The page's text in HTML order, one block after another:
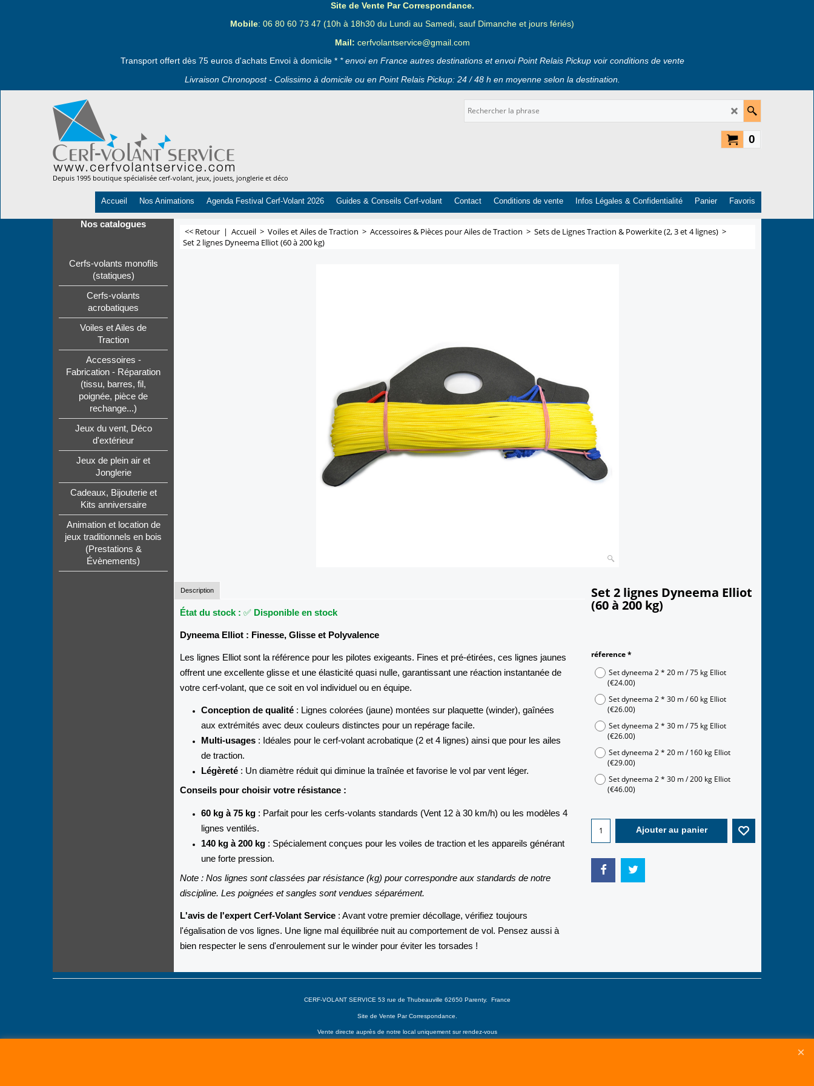
Site de Vente Par Correspondance.
Mobile: 06 80 60 73 47 (10h à 18h30 du Lundi au Samedi, sauf Dimanche et jours fériés)
Mail: cerfvolantservice@gmail.com
Transport offert dès 75 euros d'achats Envoi à domicile * * envoi en France autres destinations et envoi Point Relais Pickup voir conditions de vente
Livraison Chronopost - Colissimo à domicile ou en Point Relais Pickup: 24 / 48 h en moyenne selon la destination.
Depuis 1995 boutique spécialisée cerf-volant, jeux, jouets, jonglerie et déco
0
Accueil Nos Animations Agenda Festival Cerf-Volant 2026 Guides & Conseils Cerf-volant Contact Conditions de vente Infos Légales & Confidentialité Panier Favoris
Nos catalogues
Cerfs-volants monofils
(statiques)
Cerfs-volants
acrobatiques
Voiles et Ailes de
Traction
Accessoires -
Fabrication - Réparation
(tissu, barres, fil,
poignée, pièce de
rechange...)
Jeux du vent, Déco
d'extérieur
Jeux de plein air et
Jonglerie
Cadeaux, Bijouterie et
Kits anniversaire
Animation et location de
jeux traditionnels en bois
(Prestations &
Évènements)
<< Retour | Accueil > Voiles et Ailes de Traction > Accessoires & Pièces pour Ailes de Traction > Sets de Lignes Traction & Powerkite (2, 3 et 4 lignes) >
Set 2 lignes Dyneema Elliot (60 à 200 kg)
Set 2 lignes Dyneema Elliot
(60 à 200 kg)
réference *
Set dyneema 2 * 20 m / 75 kg Elliot
(€24.00)
Set dyneema 2 * 30 m / 60 kg Elliot
(€26.00)
Set dyneema 2 * 30 m / 75 kg Elliot
(€26.00)
Set dyneema 2 * 20 m / 160 kg Elliot
(€29.00)
Set dyneema 2 * 30 m / 200 kg Elliot
(€46.00)
Ajouter au panier
Description
État du stock : ✅ Disponible en stock
Dyneema Elliot : Finesse, Glisse et Polyvalence
Les lignes Elliot sont la référence pour les pilotes exigeants. Fines et pré-étirées, ces lignes jaunes
offrent une excellente glisse et une élasticité quasi nulle, garantissant une réaction instantanée de
votre cerf-volant, que ce soit en vol individuel ou en équipe.
Conception de qualité : Lignes colorées (jaune) montées sur plaquette (winder), gaînées
aux extrémités avec deux couleurs distinctes pour un repérage facile.
Multi-usages : Idéales pour le cerf-volant acrobatique (2 et 4 lignes) ainsi que pour les ailes
de traction.
Légèreté : Un diamètre réduit qui diminue la traînée et favorise le vol par vent léger.
Conseils pour choisir votre résistance :
60 kg à 75 kg : Parfait pour les cerfs-volants standards (Vent 12 à 30 km/h) ou les modèles 4
lignes ventilés.
140 kg à 200 kg : Spécialement conçues pour les voiles de traction et les appareils générant
une forte pression.
Note : Nos lignes sont classées par résistance (kg) pour correspondre aux standards de notre
discipline. Les poignées et sangles sont vendues séparément.
L'avis de l'expert Cerf-Volant Service : Avant votre premier décollage, vérifiez toujours
l'égalisation de vos lignes. Une ligne mal équilibrée nuit au comportement de vol. Pensez aussi à
bien respecter le sens d'enroulement sur le winder pour éviter les torsades !
CERF-VOLANT SERVICE 53 rue de Thubeauville 62650 Parenty. France
Site de Vente Par Correspondance.
Vente directe auprès de notre local uniquement sur rendez-vous